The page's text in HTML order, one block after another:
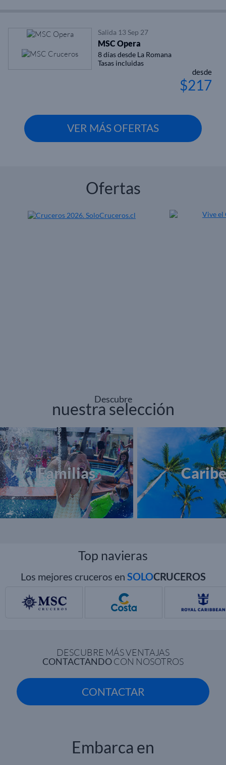
Salida 13 Sep 27
MSC Opera
8 días desde La Romana
Tasas incluidas
desde
$217
VER MÁS OFERTAS
Ofertas
Descubre
nuestra selección
Familias Caribe
Top navieras
Los mejores cruceros en SOLOCRUCEROS
DESCUBRE MÁS VENTAJAS
CONTACTANDOCON NOSOTROS
CONTACTAR
Embarca en